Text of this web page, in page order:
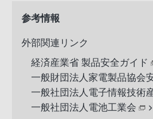
参考情報
外部関連リンク
経済産業省 製品安全ガイド
一般財団法人家電製品協会
一般社団法人電子情報技術
一般社団法人電池工業会